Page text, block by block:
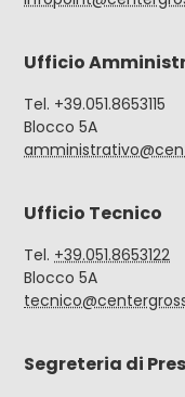
Ufficio
Tel. +39.051.8653115
Blocco 5A
Ufficio Tecnico
Tel. +39.051.8653122
Blocco 5A
Segreteria di